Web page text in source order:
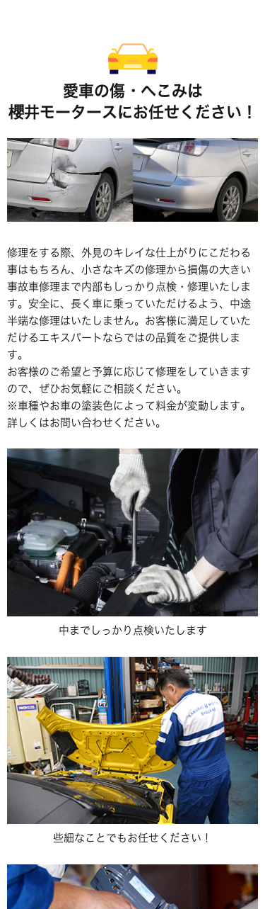
愛車の傷・へこみは
櫻井モータースにお任せください！
修理をする際、外見のキレイな仕上がりにこだわる
事はもちろん、小さなキズの修理から損傷の大きい
事故車修理まで内部もしっかり点検・修理いたしま
す。安全に、長く車に乗っていただけるよう、中途
半端な修理はいたしません。 お客様に満足していた
だけるエキスパートならではの品質をご提供しま
す。
お客様のご希望と予算に応じて修理をしていきます
ので、ぜひお気軽にご相談ください。
※車種やお車の塗装色によって料金が変動します。
詳しくはお問い合わせください。
中までしっかり点検いたします
些細なことでもお任せください！